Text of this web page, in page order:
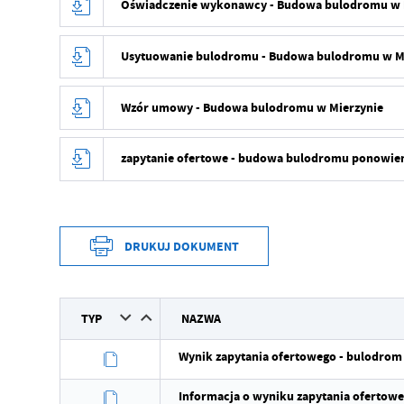
Oświadczenie wykonawcy - Budowa bulodromu w
Usytuowanie bulodromu - Budowa bulodromu w
Wzór umowy - Budowa bulodromu w Mierzynie
zapytanie ofertowe - budowa bulodromu
DRUKUJ DOKUMENT
TYP NAZWA
Wynik zapytania ofertowego -
Informacja o wyniku zapytania